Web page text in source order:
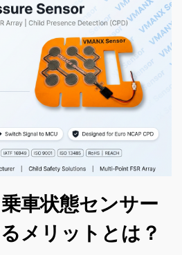
車状態センサー
メリットとは？